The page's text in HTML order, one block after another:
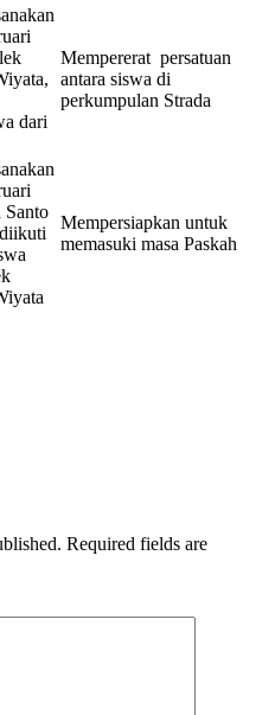
dari
Mempererat persatuan
antara siswa di
perkumpulan Strada
Santo
Mempersiapkan untuk
memasuki masa Paskah
Required fields are